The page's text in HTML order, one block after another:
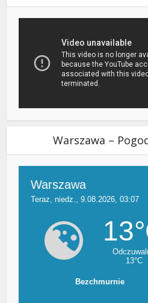
Warszawa –